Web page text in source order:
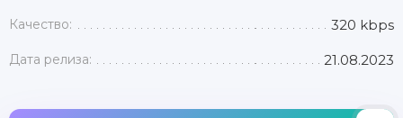
Качество: 320 kbps
Дата релиза: 21.08.2023